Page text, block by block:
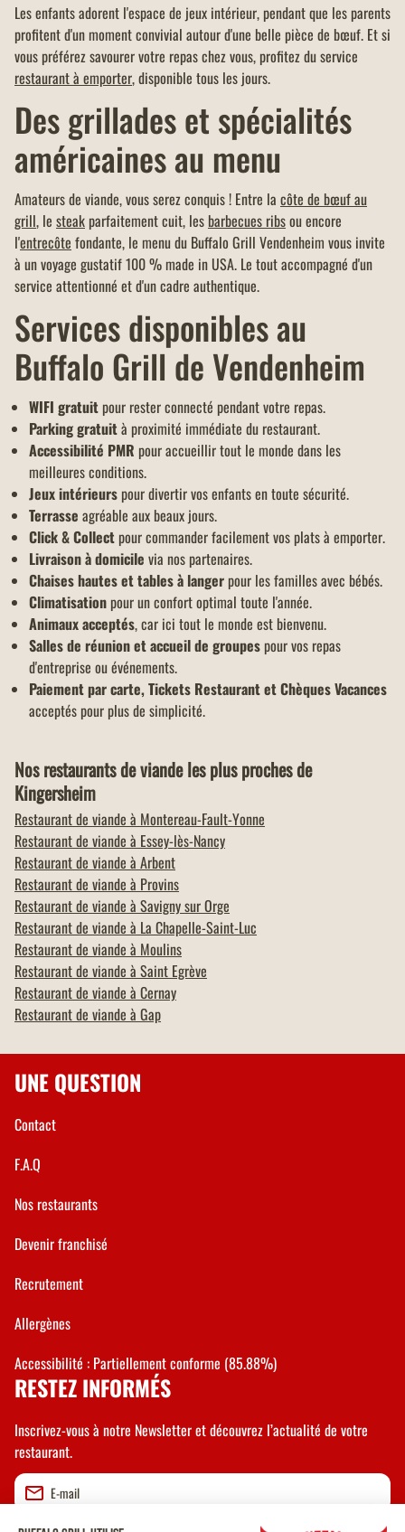
Les enfants adorent l'espace de jeux intérieur, pendant que les parents
profitent d'un moment convivial autour d'une belle pièce de bœuf. Et si
vous préférez savourer votre repas chez vous, profitez du service
restaurant à emporter, disponible tous les jours.
Des grillades et spécialités
américaines au menu
Amateurs de viande, vous serez conquis ! Entre la côte de bœuf au
grill, le steakparfaitement cuit, les barbecues ribsou encore
l'entrecôte fondante, le menu du Buffalo Grill Vendenheim vous invite
à un voyage gustatif 100 % made in USA. Le tout accompagné d'un
service attentionné et d'un cadre authentique.
Services disponibles au
Buffalo Grill de Vendenheim
WIFI gratuitpour rester connecté pendant votre repas.
Parking gratuità proximité immédiate du restaurant.
Accessibilité PMR pour accueillir tout le monde dans les
meilleures conditions.
Jeux intérieurspour divertir vos enfants en toute sécurité.
Terrasse agréable aux beaux jours.
Click & Collectpour commander facilement vos plats à emporter.
Livraison à domicile via nos partenaires.
Chaises hautes et tables à langerpour les familles avec bébés.
Climatisationpour un confort optimal toute l'année.
Animaux acceptés, car ici tout le monde est bienvenu.
Salles de réunion et accueil de groupespour vos repas
d'entreprise ou événements.
Paiement par carte, Tickets Restaurant et Chèques Vacances
acceptés pour plus de simplicité.
Nos restaurants de viande les plus proches de
Kingersheim
Restaurant de viande à Montereau-Fault-Yonne
Restaurant de viande à Essey-lès-Nancy
Restaurant de viande à Arbent
Restaurant de viande à Provins
Restaurant de viande à Savigny sur Orge
Restaurant de viande à La Chapelle-Saint-Luc
Restaurant de viande à Moulins
Restaurant de viande à Saint Egrève
Restaurant de viande à Cernay
Restaurant de viande à Gap
UNE QUESTION
Contact
F.A.Q
Nos restaurants
Devenir franchisé
Recrutement
Allergènes
Accessibilité : Partiellement conforme (85.88%)
RESTEZ INFORMÉS
Inscrivez-vous à notre Newsletter et découvrez l’actualité de votre
restaurant.